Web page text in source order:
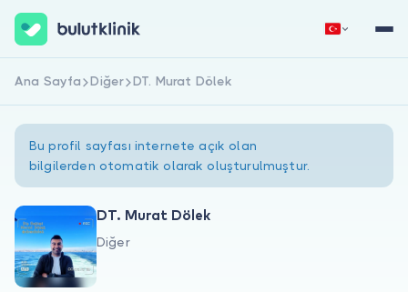
Hakkımızda
Hemen Kaydol
Ana Sayfa Diğer DT. Murat Dölek
Bu profil sayfası internete açık olan
bilgilerden otomatik olarak oluşturulmuştur.
DT. Murat Dölek
Diğer